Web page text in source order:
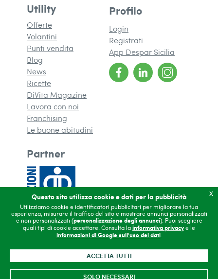
Utility
Offerte
Volantini
Punti vendita
Blog
News
Ricette
DiVita Magazine
Lavora con noi
Franchising
Le buone abitudini
Profilo
Login
Registrati
App Despar Sicilia
Partner
Contatti
Privacy
Accessibilità
Questo sito utilizza cookie e dati per la pubblicità
Utilizziamo cookie e identificatori pubblicitari per migliorare la tua
esperienza, misurare il traffico del sito e mostrare annunci personalizzati
e non personalizzati (personalizzazione degli annunci). Puoi scegliere
quali tipi di cookie accettare. Consulta lainformativa privacye le
informazioni di Google sull'uso dei dati.
ACCETTA TUTTI
SOLO NECESSARI
x